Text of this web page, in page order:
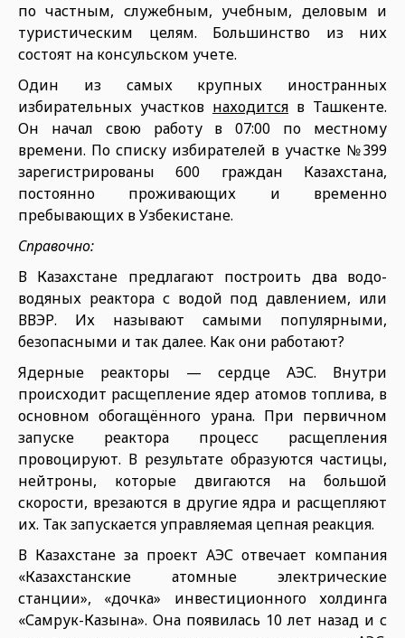
по частным, служебным, учебным, деловым и
туристическим целям. Большинство из них
состоят на консульском учете.
Один из самых крупных иностранных
избирательных участков находится в Ташкенте.
Он начал свою работу в 07:00 по местному
времени. По списку избирателей в участке №399
зарегистрированы 600 граждан Казахстана,
постоянно проживающих и временно
пребывающих в Узбекистане.
Справочно:
В Казахстане предлагают построить два водо-
водяных реактора с водой под давлением, или
ВВЭР. Их называют самыми популярными,
безопасными и так далее. Как они работают?
Ядерные реакторы — сердце АЭС. Внутри
происходит расщепление ядер атомов топлива, в
основном обогащённого урана. При первичном
запуске реактора процесс расщепления
провоцируют. В результате образуются частицы,
нейтроны, которые двигаются на большой
скорости, врезаются в другие ядра и расщепляют
их. Так запускается управляемая цепная реакция.
В Казахстане за проект АЭС отвечает компания
«Казахстанские атомные электрические
станции», «дочка» инвестиционного холдинга
«Самрук-Казына». Она появилась 10 лет назад и с